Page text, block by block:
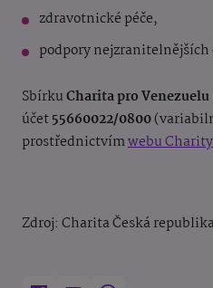
zdravotnické péče,
podpory nejzranitelnějších
SbírkuCharita pro Venezuelu
účet55660022/0800
prostřednictvímwebu
Zdroj: Charita Česká